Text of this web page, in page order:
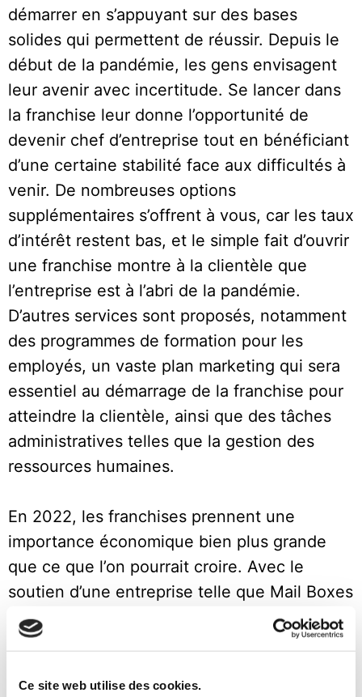
Ce site web utilise des cookies.
démarrer en s’appuyant sur des bases
solides qui permettent de réussir. Depuis le
début de la pandémie, les gens envisagent
leur avenir avec incertitude. Se lancer dans
la franchise leur donne l’opportunité de
devenir chef d’entreprise tout en bénéficiant
d’une certaine stabilité face aux difficultés à
venir. De nombreuses options
supplémentaires s’offrent à vous, car les taux
d’intérêt restent bas, et le simple fait d’ouvrir
une franchise montre à la clientèle que
l’entreprise est à l’abri de la pandémie.
D’autres services sont proposés, notamment
des programmes de formation pour les
employés, un vaste plan marketing qui sera
essentiel au démarrage de la franchise pour
atteindre la clientèle, ainsi que des tâches
administratives telles que la gestion des
ressources humaines.
En 2022, les franchises prennent une
importance économique bien plus grande
que ce que l’on pourrait croire. Avec le
soutien d’une entreprise telle que Mail Boxes
Etc., vous pouvez travailler à votre compte
tout en bénéficiant d’un partenaire. Cela
entreprise pour vous aider à prospérer et, en